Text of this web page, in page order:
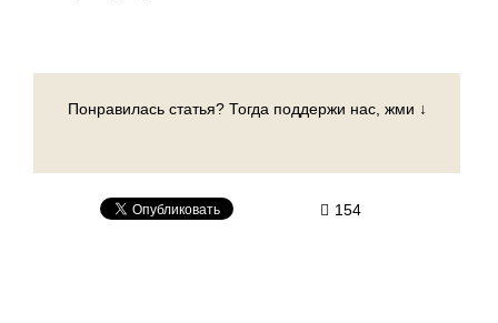
Понравилась статья? Тогда поддержи нас, жми ↓
154